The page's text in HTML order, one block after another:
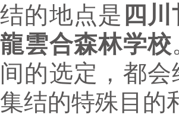
结的地点是 四
龍雲合森林学校
间的选定，都
集结的特殊目的